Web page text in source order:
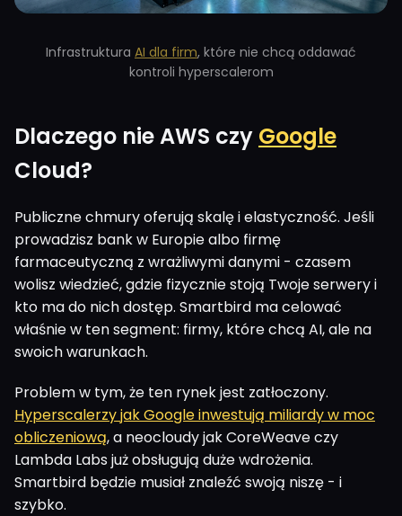
Infrastruktura AI dla firm, które nie chcą oddawać
kontroli hyperscalerom
Dlaczego nie AWS czy Google
Cloud?
Publiczne chmury oferują skalę i elastyczność. Jeśli
prowadzisz bank w Europie albo firmę
farmaceutyczną z wrażliwymi danymi - czasem
wolisz wiedzieć, gdzie fizycznie stoją Twoje serwery i
kto ma do nich dostęp. Smartbird ma celować
właśnie w ten segment: firmy, które chcą AI, ale na
swoich warunkach.
Problem w tym, że ten rynek jest zatłoczony.
Hyperscalerzy jak Google inwestują miliardy w moc
obliczeniową, a neocloudy jak CoreWeave czy
Lambda Labs już obsługują duże wdrożenia.
Smartbird będzie musiał znaleźć swoją niszę - i
szybko.